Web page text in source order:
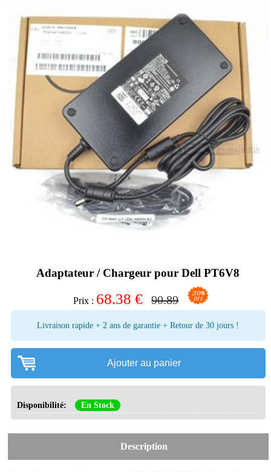
Adaptateur / Chargeur pour Dell PT6V8
Prix : 68.38€ 90.89
Livraison rapide + 2 ans de garantie + Retour de 30 jours !
Ajouter au panier
Disponibilité: En Stock
Description